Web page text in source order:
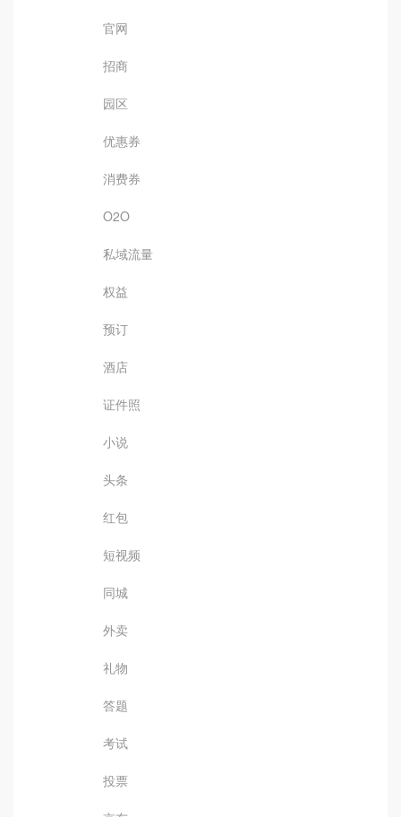
官网
招商
园区
优惠券
消费券
O2O
私域流量
权益
预订
酒店
证件照
小说
头条
红包
短视频
同城
外卖
礼物
答题
考试
投票